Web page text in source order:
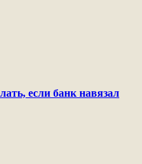
если банк навязал